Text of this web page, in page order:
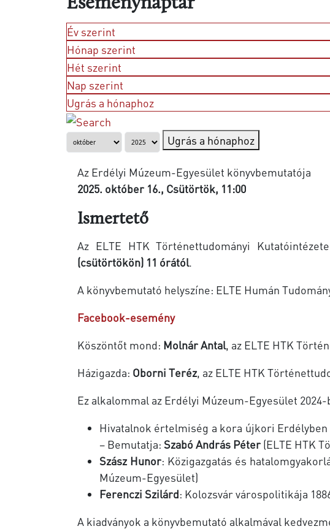
Év szerint
Hónap szerint
Hét szerint
Nap szerint
Ugrás a hónaphoz
Ugrás a hónaphoz
Az Erdélyi Múzeum-Egyesület könyvbemutatója
2025. október 16., Csütörtök, 11:00
Ismertető
Az ELTE HTK Történettudományi
(csütörtökön) 11 órától.
A könyvbemutató helyszíne: ELTE Humán
Facebook-esemény
Köszöntőt mond: Molnár Antal, az ELTE HTK
Házigazda: Oborni Teréz, az ELTE HTK
Ez alkalommal az Erdélyi Múzeum-Egyesület
Hivatalnok értelmiség a kora újkori
– Bemutatja: Szabó András Péter(ELTE HTK
Szász Hunor: Közigazgatás és
Múzeum-Egyesület)
Ferenczi Szilárd: Kolozsvár várospolitikája
A kiadványok a könyvbemutató alkalmával